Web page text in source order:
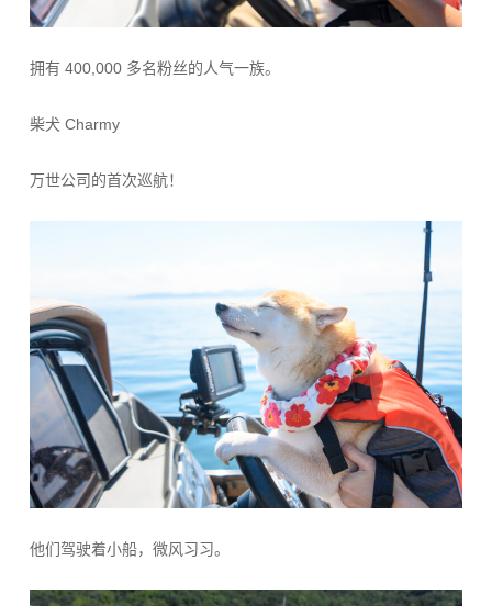
拥有 400,000 多名粉丝的人气一族。
柴犬 Charmy
万世公司的首次巡航！
他们驾驶着小船，微风习习。